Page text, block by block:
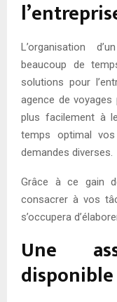
L’organisation
beaucoup de
solutions pour
agence de
plus facilement à
temps optimal
demandes diverses.
Grâce à ce gain
consacrer à vos
s’occupera
Une
disponible